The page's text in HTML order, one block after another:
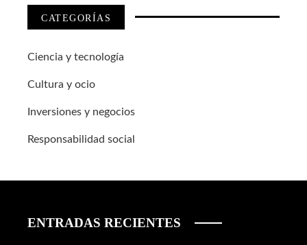
CATEGORÍAS
Ciencia y tecnología
Cultura y ocio
Inversiones y negocios
Responsabilidad social
ENTRADAS RECIENTES